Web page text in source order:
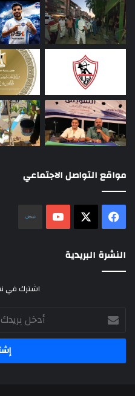
مواقع التواصل الاجتماعي
فيسبوك ‫YouTube
النشرة البريدية
اشترك في
أدخل
بريدك
الإلكتروني